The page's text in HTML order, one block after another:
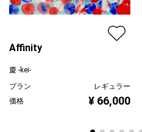
Affinity
慶 -kei-
プラン
レギュラー
価格
¥ 66,000